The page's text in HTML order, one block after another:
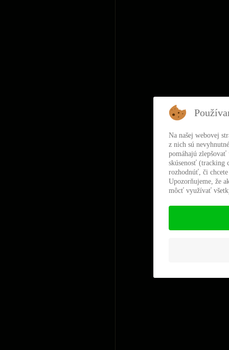
Na našej webovej
z nich sú
pomáhajú
skúsenosť (tracking
rozhodnúť, či
Upozorňujeme, že
môcť využívať